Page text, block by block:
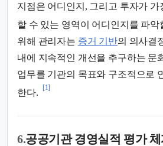
지점은 어디인지, 그리고 투자가 가
할 수 있는 영역이 어디인지를 파악
위해 관리자는 증거 기반의 의사결
내에 지속적인 개선을 추구하는 문
업무를 기관의 목표와 구조적으로
한다.
[1]
6.공공기관 경영실적 평가 체